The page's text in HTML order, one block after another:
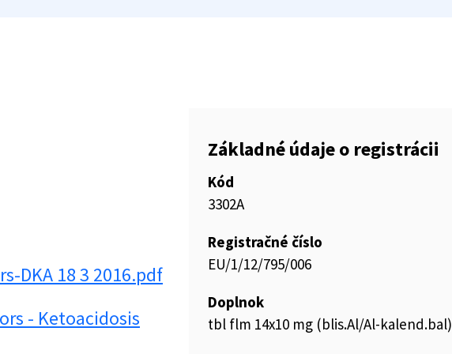
DKA 18 3 2016.pdf
- Ketoacidosis
Základné údaje o registrácii
Kód
3302A
Registračné číslo
EU/1/12/795/006
Doplnok
tbl flm 14x10 mg (blis.Al/Al-kalend.bal)